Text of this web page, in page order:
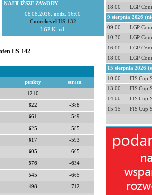
NAJBLIŻSZE ZAWODY
08.08.2026, godz. 16:00
Courchevel HS-132
LGP K ind.
HS-142
punkty strata
1210
822 -388
661 -549
625 -585
617 -593
605 -605
576 -634
545 -665
498 -712
18:00
LGP
9 sierpnia 2026
09:00
LGP
10:30
LGP
16:00
LGP
18:00
LGP
15 sierpnia 2026
10:00
FIS Cup
13:00
FIS Cup
14:00
FIS Cup
15:15
FIS Cup